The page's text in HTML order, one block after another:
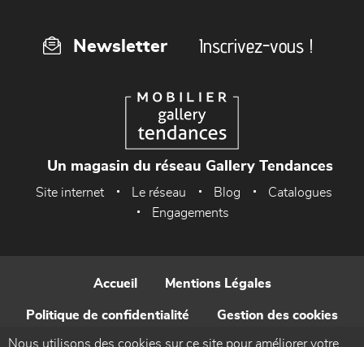
Newsletter Inscrivez-vous !
Un magasin du réseau Gallery Tendances
Site internet Le réseau Blog
Catalogues
Engagements
Accueil Mentions Légales
Politique de confidentialité Gestion des cookies
Nous utilisons des cookies sur ce site pour améliorer votre